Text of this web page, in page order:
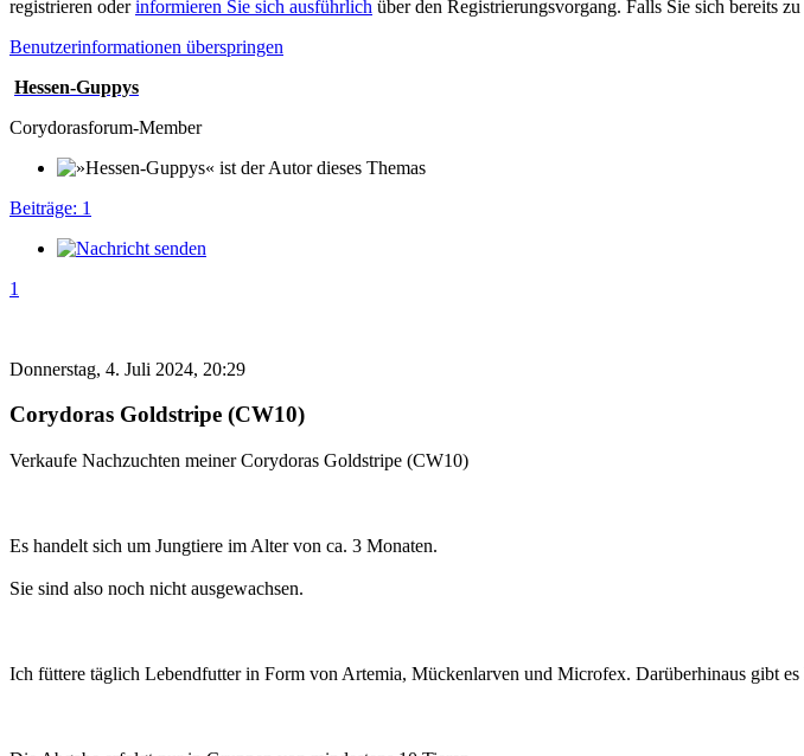
registrieren oderinformieren Sie sich ausführlich über den Registrierungsvorgang. Falls Sie sich bereits
Benutzerinformationen überspringen
Hessen-Guppys
Corydorasforum-Member
Beiträge: 1
1
Donnerstag, 4. Juli 2024, 20:29
Corydoras Goldstripe (CW10)
Verkaufe Nachzuchten meiner Corydoras Goldstripe (CW10)
Es handelt sich um Jungtiere im Alter von ca. 3 Monaten.
Sie sind also noch nicht ausgewachsen.
Ich füttere täglich Lebendfutter in Form von Artemia, Mückenlarven und Microfex. Darüberhinaus gibt es